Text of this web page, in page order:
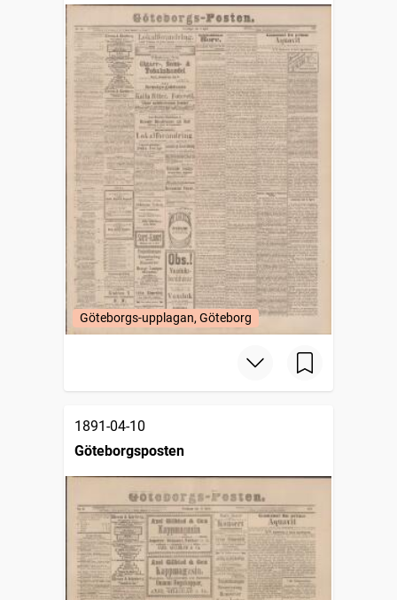
Göteborgs-upplagan, Göteborg
1891-04-10
Göteborgsposten